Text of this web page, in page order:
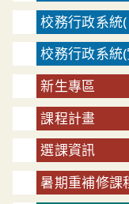
校務行政系統
校務行政系統
新生專區
課程計畫
選課資訊
暑期重補修課